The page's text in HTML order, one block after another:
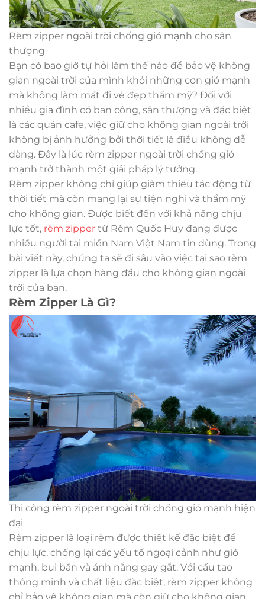
Rèm zipper ngoài trời chống gió mạnh cho sân
thượng
Bạn có bao giờ tự hỏi làm thế nào để bảo vệ không
gian ngoài trời của mình khỏi những cơn gió mạnh
mà không làm mất đi vẻ đẹp thẩm mỹ? Đối với
nhiều gia đình có ban công, sân thượng và đặc biệt
là các quán cafe, việc giữ cho không gian ngoài trời
không bị ảnh hưởng bởi thời tiết là điều không dễ
dàng. Đây là lúc rèm zipper ngoài trời chống gió
mạnh trở thành một giải pháp lý tưởng.
Rèm zipper không chỉ giúp giảm thiểu tác động từ
thời tiết mà còn mang lại sự tiện nghi và thẩm mỹ
cho không gian. Được biết đến với khả năng chịu
lực tốt, rèm zipper từ Rèm Quốc Huy đang được
nhiều người tại miền Nam Việt Nam tin dùng. Trong
bài viết này, chúng ta sẽ đi sâu vào việc tại sao rèm
zipper là lựa chọn hàng đầu cho không gian ngoài
trời của bạn.
Rèm Zipper Là Gì?
Thi công rèm zipper ngoài trời chống gió mạnh hiện
đại
Rèm zipper là loại rèm được thiết kế đặc biệt để
chịu lực, chống lại các yếu tố ngoại cảnh như gió
mạnh, bụi bẩn và ánh nắng gay gắt. Với cấu tạo
thông minh và chất liệu đặc biệt, rèm zipper không